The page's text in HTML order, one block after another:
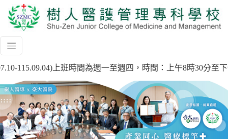
115.09.04)上班時間為週一至週四，時間：上午8時30分至
Previous Next